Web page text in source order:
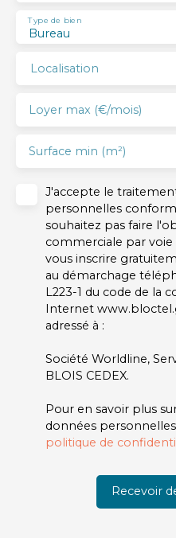
Bureau
Type de bien
Localisation
Loyer max (€/mois)
Surface min (m²)
J'accepte le
personnelles
souhaitez pas faire
commerciale par
vous inscrire
au démarchage
L223-1 du code de la
Internet
adressé à :
Société Worldline,
BLOIS CEDEX.
Pour en savoir plus
données
politique de
Recevoir